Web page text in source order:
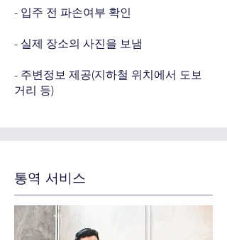
- 입주 전 파손여부 확인
- 실제 장소의 사진을 보냄
- 주변정보 제공(지하철 위치에서 도보
거리 등)
통역 서비스